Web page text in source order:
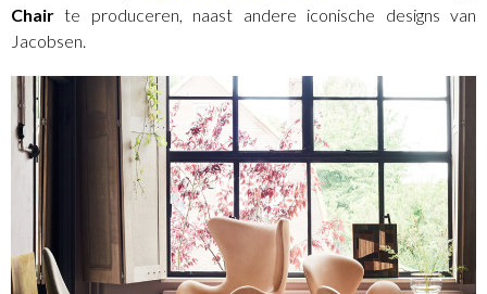
Chair te produceren, naast andere iconische designs van
Jacobsen.